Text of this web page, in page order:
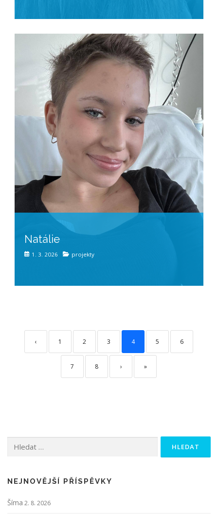
Natálie
1. 3. 2026 projekty
‹ 1 2 3 4 5 6
7 8 › »
NEJNOVĚJŠÍ PŘÍSPĚVKY
Šíma 2. 8. 2026